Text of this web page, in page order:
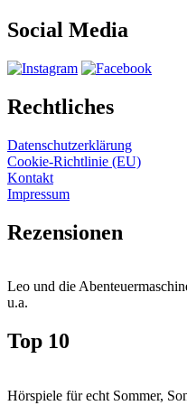
Social Media
Rechtliches
Datenschutzerklärung
Cookie-Richtlinie (EU)
Kontakt
Impressum
Rezensionen
Leo und die
u.a.
Top 10
Hörspiele für echt Sommer,